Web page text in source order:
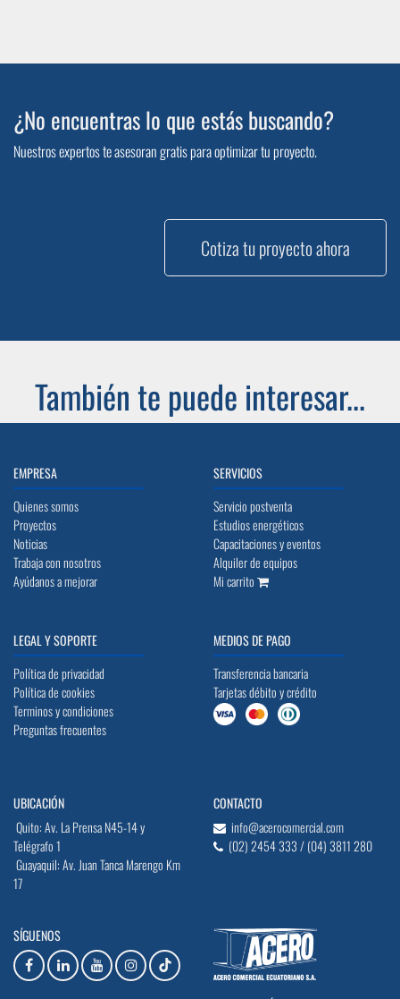
¿No encuentras lo que estás buscando?
Nuestros expertos te asesoran gratis para optimizar tu proyecto.
Cotiza tu proyecto ahora
También te puede interesar...
EMPRESA
Quienes somos
Proyectos
Noticias
Trabaja con nosotros
Ayúdanos a mejorar
SERVICIOS
Servicio postventa
Estudios energéticos
Capacitaciones y eventos
Alquiler de equipos
Mi carrito
LEGAL Y SOPORTE
Política de privacidad
Política de cookies
Terminos y condiciones
Preguntas frecuentes
MEDIOS DE PAGO
Transferencia bancaria
Tarjetas débito y crédito
UBICACIÓN
Quito: Av. La Prensa N45-14 y
Telégrafo 1
Guayaquil: Av. Juan Tanca Marengo Km
17
CONTACTO
info@acerocomercial.com
(02) 2454 333 / (04) 3811 280
SÍGUENOS